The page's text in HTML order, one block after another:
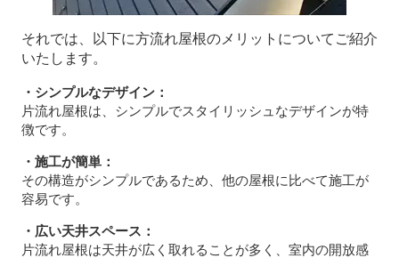
それでは、以下に方流れ屋根のメリットについてご紹介
いたします。
・シンプルなデザイン：
片流れ屋根は、シンプルでスタイリッシュなデザインが特
徴です。
・施工が簡単：
その構造がシンプルであるため、他の屋根に比べて施工が
容易です。
・広い天井スペース：
片流れ屋根は天井が広く取れることが多く、室内の開放感